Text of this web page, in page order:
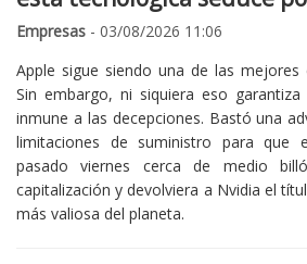
Empresas - 03/08/2026 11:06
Apple sigue siendo una de las mejores
Sin embargo, ni siquiera eso
inmune a las decepciones. Bastó una
limitaciones de suministro para que
pasado viernes cerca de medio
capitalización y devolviera a Nvidia el
más valiosa del planeta.